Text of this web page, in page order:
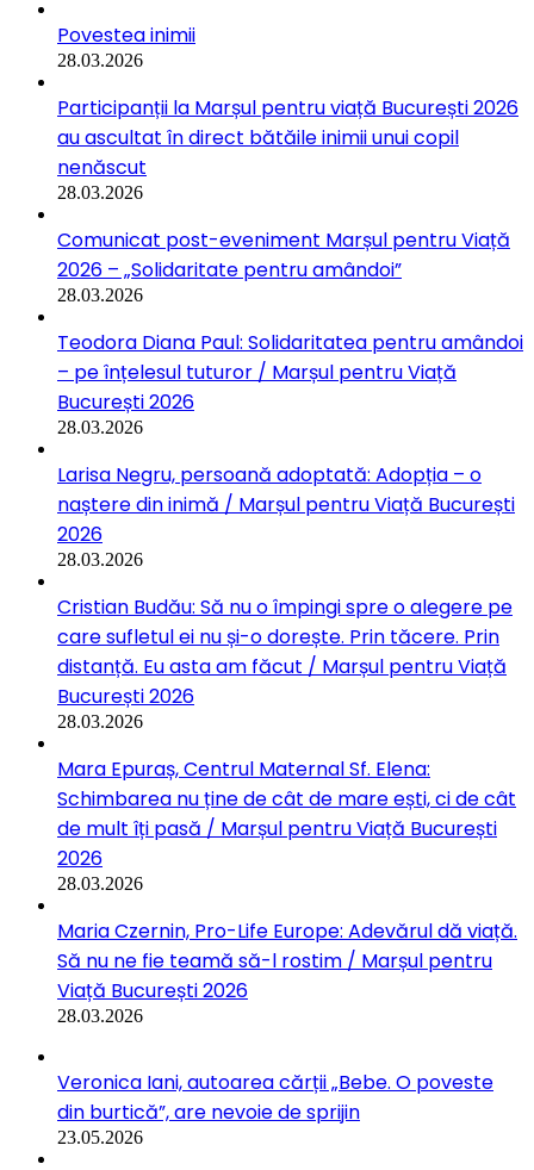
Povestea inimii
28.03.2026
Participanții la Marșul pentru viață București 2026
au ascultat în direct bătăile inimii unui copil
nenăscut
28.03.2026
Comunicat post-eveniment Marșul pentru Viață
2026 – „Solidaritate pentru amândoi”
28.03.2026
Teodora Diana Paul: Solidaritatea pentru amândoi
– pe înțelesul tuturor / Marșul pentru Viață
București 2026
28.03.2026
Larisa Negru, persoană adoptată: Adopția – o
naștere din inimă / Marșul pentru Viață București
2026
28.03.2026
Cristian Budău: Să nu o împingi spre o alegere pe
care sufletul ei nu și-o dorește. Prin tăcere. Prin
distanță. Eu asta am făcut / Marșul pentru Viață
București 2026
28.03.2026
Mara Epuraș, Centrul Maternal Sf. Elena:
Schimbarea nu ține de cât de mare ești, ci de cât
de mult îți pasă / Marșul pentru Viață București
2026
28.03.2026
Maria Czernin, Pro-Life Europe: Adevărul dă viață.
Să nu ne fie teamă să-l rostim / Marșul pentru
Viață București 2026
28.03.2026
Veronica Iani, autoarea cărții „Bebe. O poveste
din burtică”, are nevoie de sprijin
23.05.2026